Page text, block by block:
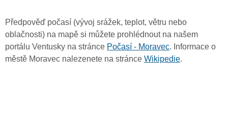
Předpověď počasí (vývoj srážek, teplot, větru nebo
oblačnosti) na mapě si můžete prohlédnout na našem
portálu Ventusky na stránce Počasí - Moravec. Informace o
městě Moravec nalezenete na stránce Wikipedie.